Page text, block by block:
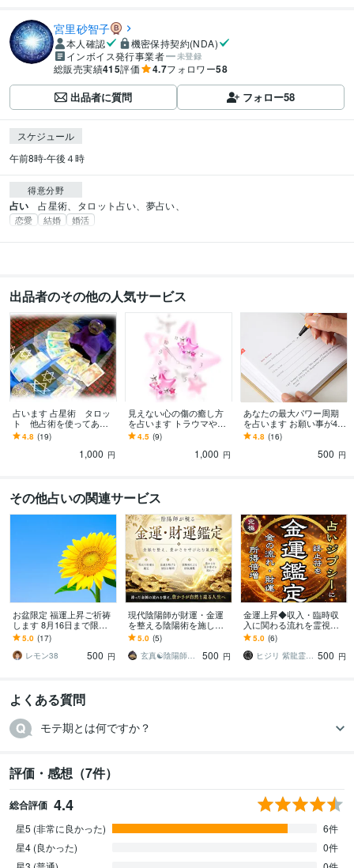
宮里砂智子
本人確認
機密保持契約(NDA)
インボイス発行事業者
未登録
総販売実績415評価 4.7フォロワー58
出品者に質問 フォロー58
スケジュール
午前8時-午後４時
得意分野
占い 占星術、タロット占い、夢占い、
恋愛 結婚 婚活
出品者のその他の人気サービス
占います 占星術 タロッ
ト 他占術を使ってあな
たの悩みにお答えします
4.8 (19)
1,000 円
見えない心の傷の癒し方
を占います トラウマや気
づかない心の傷を占いで
ヒーリング
4.5 (9)
1,000 円
あなたの最大パワー周期
を占います お願い事が40
個書ける最大パワー周期
は1年に1回だけ！
4.8 (16)
500 円
その他占いの関連サービス
お盆限定 福運上昇ご祈祷
します 8月16日まで限定
セッション、ご先祖さま
へ感謝の気持ちを
5.0 (17)
レモン38
500 円
現代陰陽師が財運・金運
を整える陰陽術を施しま
す 金運鑑定⛩️金脈を整
え、豊かさを呼び込む氣
調整を行います⛩️
5.0 (5)
玄真☯️陰陽師・霊視鑑定
500 円
金運上昇◆収入・臨時収
入に関わる流れを霊視し
ます 【お金の巡りが変わ
る】金運が動くタイミン
グを詳細鑑定
5.0 (6)
ヒジリ 紫龍霊視伝承者 500 円
よくある質問
モテ期とは何ですか？
評価・感想（7件）
総合評価 4.4
星5 (非常に良かった)
6件
星4 (良かった)
0件